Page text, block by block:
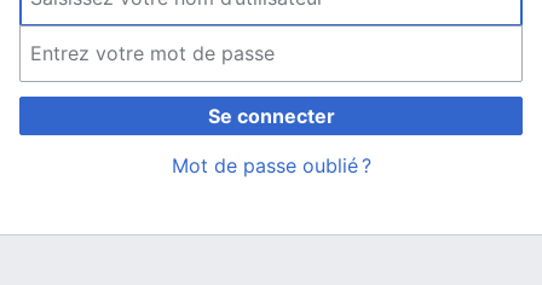
Se connecter
Mot de passe oublié ?